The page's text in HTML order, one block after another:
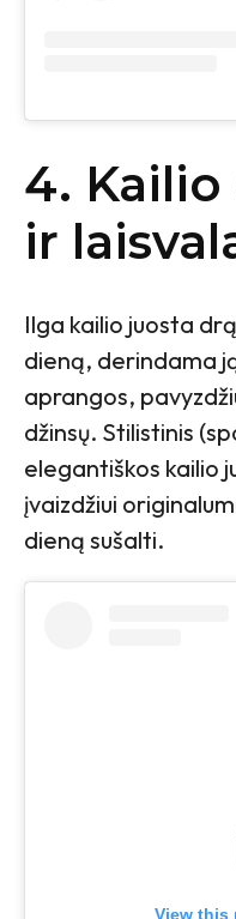
4.
ir
Ilga kailio juosta
dieną, derindama
aprangos,
džinsų. Stilistinis
elegantiškos kailio
įvaizdžiui
dieną sušalti.
View this